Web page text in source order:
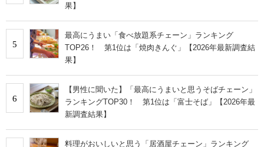
果】
5
最高にうまい「食べ放題系チェーン」ランキング
TOP26！ 第1位は「焼肉きんぐ」【2026年最新調査結
果】
6
【男性に聞いた】「最高にうまいと思うそばチェーン」
ランキングTOP30！ 第1位は「富士そば」【2026年最
新調査結果】
料理がおいしいと思う「居酒屋チェーン」ランキング